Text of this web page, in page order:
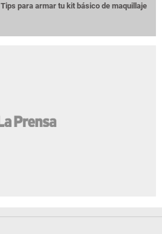
Tips para armar tu kit básico de maquillaje